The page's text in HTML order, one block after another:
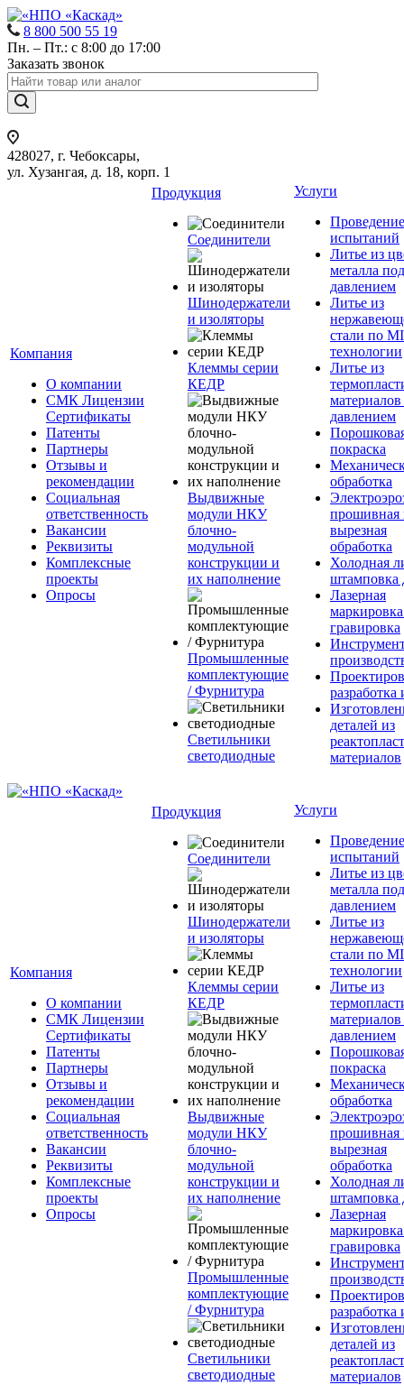
8 800 500 55 19
Пн. – Пт.: с 8:00 до 17:00
Заказать звонок
428027, г. Чебоксары,
ул. Хузангая, д. 18, корп. 1
Компания
О компании
СМК Лицензии
Сертификаты
Патенты
Партнеры
Отзывы и
рекомендации
Социальная
ответственность
Вакансии
Реквизиты
Комплексные
проекты
Опросы
Продукция
Соединители
Шинодержатели
и изоляторы
Клеммы серии
КЕДР
Выдвижные
модули НКУ
блочно-
модульной
конструкции и
их наполнение
Промышленные
комплектующие
/ Фурнитура
Светильники
светодиодные
Услуги
Проведение
испытаний
Литье из
металла под
давлением
Литье из
стали по
технологии
Литье из
давлением
покраска
обработка
прошивная
вырезная
обработка
Холодная
штамповка
Лазерная
гравировка
разработка
деталей из
материалов
Компания
О компании
СМК Лицензии
Сертификаты
Патенты
Партнеры
Отзывы и
рекомендации
Социальная
ответственность
Вакансии
Реквизиты
Комплексные
проекты
Опросы
Продукция
Соединители
Шинодержатели
и изоляторы
Клеммы серии
КЕДР
Выдвижные
модули НКУ
блочно-
модульной
конструкции и
их наполнение
Промышленные
комплектующие
/ Фурнитура
Светильники
светодиодные
Услуги
Проведение
испытаний
Литье из
металла под
давлением
Литье из
стали по
технологии
Литье из
давлением
покраска
обработка
прошивная
вырезная
обработка
Холодная
штамповка
Лазерная
гравировка
разработка
деталей из
материалов